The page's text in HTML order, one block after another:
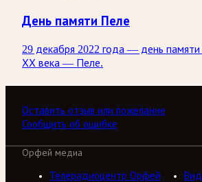
День памяти Пеле
29 декабря 2022 года — день памяти
ХХ века — Пеле.
Оставить отзыв или пожелание
Сообщить об ошибке
Орфей медиа
Телерадиоцентр Орфей